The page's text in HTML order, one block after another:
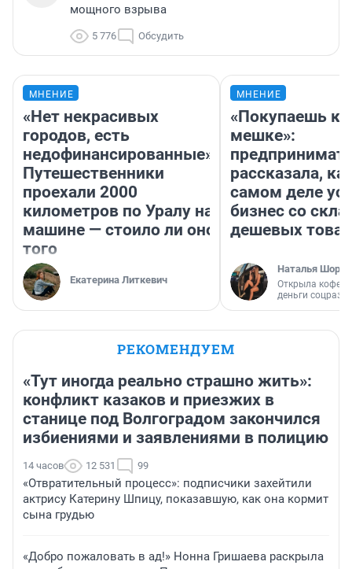
мощного взрыва
5 776 Обсудить
МНЕНИЕ
«Нет некрасивых
городов, есть
недофинансированные».
Путешественники
проехали 2000
километров по Уралу на
машине — стоило ли оно
того
Екатерина Литкевич
МНЕНИЕ
«Покупаешь
мешке»:
рассказала,
самом деле
бизнес со
дешевых
Наталья
Открыла
деньги
РЕКОМЕНДУЕМ
«Тут иногда реально страшно жить»:
конфликт казаков и приезжих в
станице под Волгоградом закончился
избиениями и заявлениями в полицию
14 часов 12 531 99
«Отвратительный процесс»: подписчики захейтили
актрису Катерину Шпицу, показавшую, как она кормит
сына грудью
«Добро пожаловать в ад!» Нонна Гришаева раскрыла